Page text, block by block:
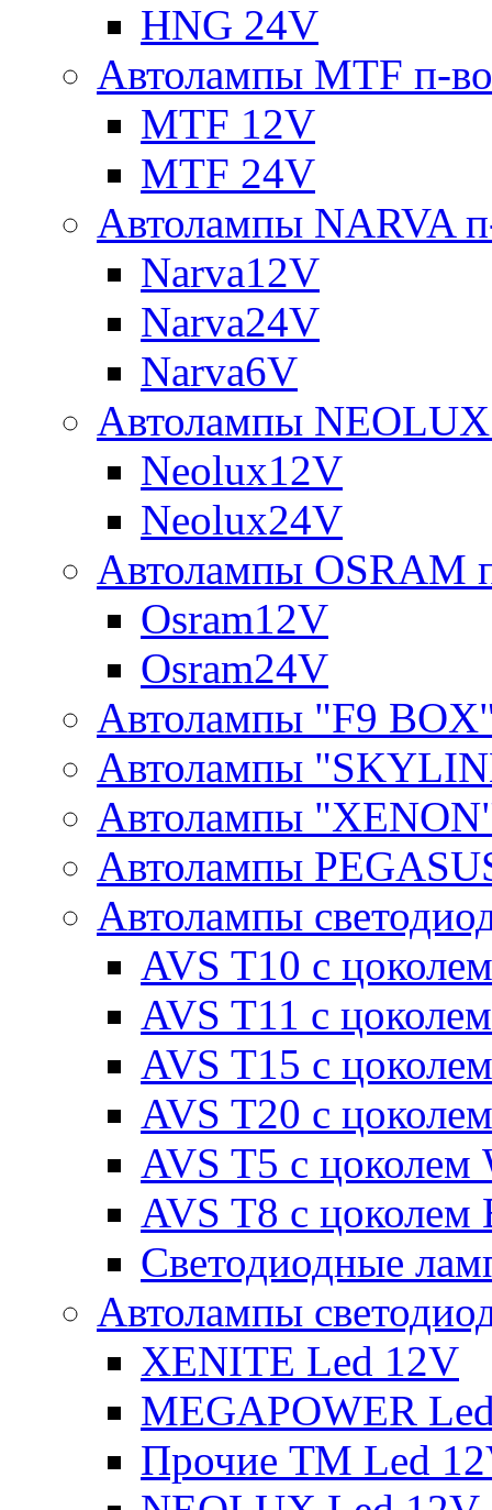
HNG 24V
Автолампы MTF п-
MTF 12V
MTF 24V
Автолампы NARVA
Narva12V
Narva24V
Narva6V
Автолампы
Neolux12V
Neolux24V
Автолампы OSRAM
Osram12V
Osram24V
Автолампы "F9
Автолампы
Автолампы
Автолампы
Автолампы
AVS T10 с
AVS T11 с
AVS T15 с
AVS T20 с
AVS T5 с цоколем
AVS T8 с цоколем
Светодиодные
Автолампы
XENITE Led 12V
MEGAPOWER
Прочие ТМ Led